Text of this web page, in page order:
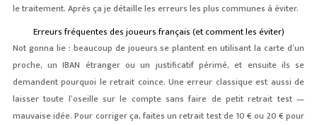
le traitement. Après ça je détaille les erreurs les plus communes à éviter.
Erreurs fréquentes des joueurs français (et comment les éviter)
Not gonna lie : beaucoup de joueurs se plantent en utilisant la carte d’un
proche, un IBAN étranger ou un justificatif périmé, et ensuite ils se
demandent pourquoi le retrait coince. Une erreur classique est aussi de
laisser toute l’oseille sur le compte sans faire de petit retrait test —
mauvaise idée. Pour corriger ça, faites un retrait test de 10 € ou 20 € pour